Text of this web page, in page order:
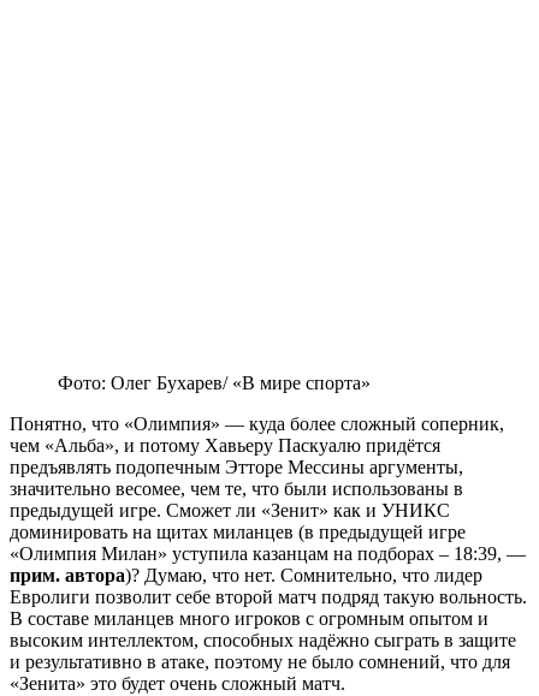
Фото: Олег Бухарев/ «В мире спорта»
Понятно, что «Олимпия» — куда более сложный соперник,
чем «Альба», и потому Хавьеру Паскуалю придётся
предъявлять подопечным Этторе Мессины аргументы,
значительно весомее, чем те, что были использованы в
предыдущей игре. Сможет ли «Зенит» как и УНИКС
доминировать на щитах миланцев (в предыдущей игре
«Олимпия Милан» уступила казанцам на подборах – 18:39, —
прим. автора)? Думаю, что нет. Сомнительно, что лидер
Евролиги позволит себе второй матч подряд такую вольность.
В составе миланцев много игроков с огромным опытом и
высоким интеллектом, способных надёжно сыграть в защите
и результативно в атаке, поэтому не было сомнений, что для
«Зенита» это будет очень сложный матч.